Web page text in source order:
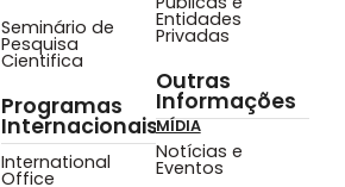
Seminário de
Pesquisa
Cientifica
Programas
Internacionais
International
Office
Entidades
Privadas
Outras
Informações
MÍDIA
Notícias e
Eventos